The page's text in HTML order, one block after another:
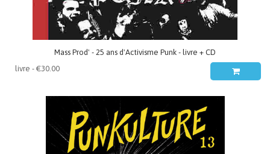
Mass Prod' - 25 ans d'Activisme Punk - livre + CD